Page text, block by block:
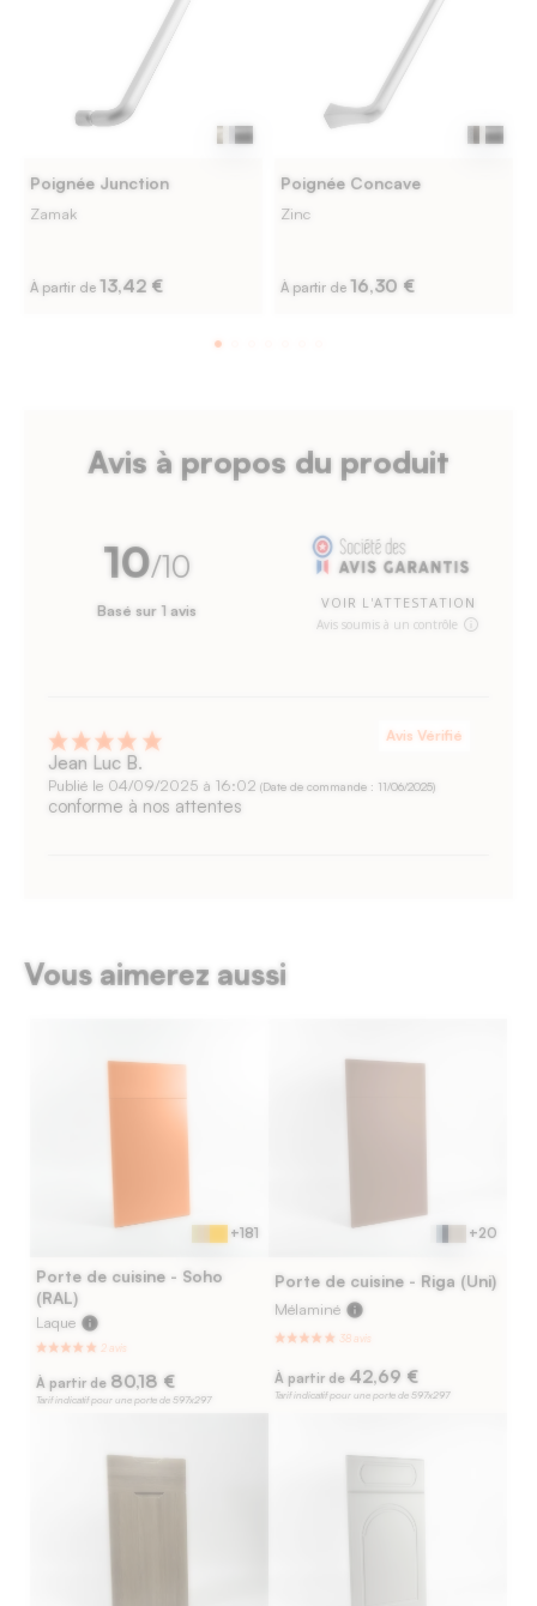
Poignée Junction
Zamak
À partir de 13,42 €
Poignée Concave
Zinc
À partir de 16,30 €
Avis à propos du produit
10/10
Basé sur 1 avis VOIR L'ATTESTATION
Avis soumis à un contrôle
Jean Luc B.
Publié le 04/09/2025 à 16:02 (Date de commande : 11/06/2025)
conforme à nos attentes
Avis Vérifié
Vous aimerez aussi
Porte de cuisine - Soho
(RAL)
Laque info
À partir de 80,18 €
Tarif indicatif pour une porte de 597x297
+181
Porte de cuisine - Riga (Uni)
Mélaminé info
À partir de 42,69 €
Tarif indicatif pour une porte de 597x297
+20